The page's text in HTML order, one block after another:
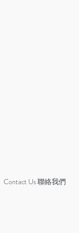
Contact Us 聯絡我們